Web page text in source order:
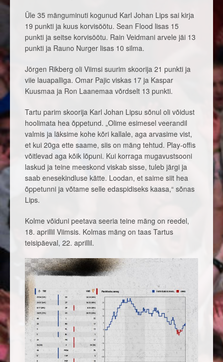
Üle 35 mänguminuti kogunud Karl Johan Lips sai kirja
19 punkti ja kuus korvisöötu. Sean Flood lisas 15
punkti ja seitse korvisöötu. Rain Veidmani arvele jäi 13
punkti ja Rauno Nurger lisas 10 silma.
Jörgen Rikberg oli Viimsi suurim skoorija 21 punkti ja
viie lauapalliga. Omar Pajic viskas 17 ja Kaspar
Kuusmaa ja Ron Laanemaa võrdselt 13 punkti.
Tartu parim skoorija Karl Johan Lipsu sõnul oli võidust
hoolimata hea õppetund. „Olime esimesel veerandil
valmis ja läksime kohe kõri kallale, aga arvasime vist,
et kui 20ga ette saame, siis on mäng tehtud. Play-offis
võitlevad aga kõik lõpuni. Kui korraga mugavustsooni
laskud ja teine meeskond viskab sisse, tuleb järgi ja
saab enesekindluse kätte. Loodan, et saime siit hea
õppetunni ja võtame selle edaspidiseks kaasa,“ sõnas
Lips.
Kolme võiduni peetava seeria teine mäng on reedel,
18. aprillil Viimsis. Kolmas mäng on taas Tartus
teisipäeval, 22. aprillil.